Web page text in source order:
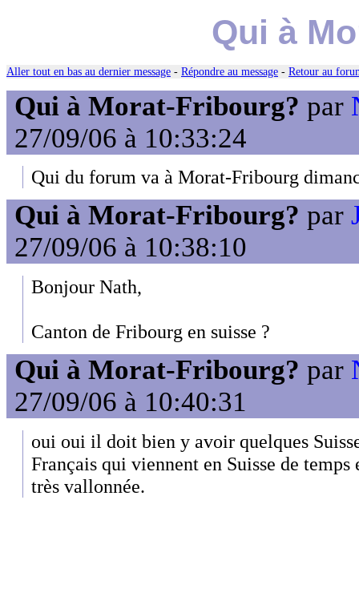
Qui à
Aller tout en bas au dernier message - Répondre au message - Retour au
Qui à Morat-Fribourg? par
27/09/06 à 10:33:24
Qui du forum va à Morat-Fribourg
Qui à Morat-Fribourg? par
27/09/06 à 10:38:10
Bonjour Nath,
Canton de Fribourg en suisse ?
Qui à Morat-Fribourg? par
27/09/06 à 10:40:31
oui oui il doit bien y avoir quelques
Français qui viennent en Suisse de temps
très vallonnée.